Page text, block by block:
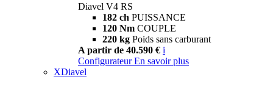
Diavel V4 RS
182 ch PUISSANCE
120 Nm COUPLE
220 kg Poids sans carburant
A partir de 40.590 € i
Configurateur En savoir plus
XDiavel